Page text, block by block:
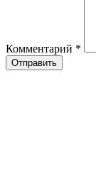
Комментарий *
Отправить